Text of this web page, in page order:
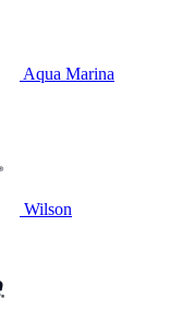
Aqua Marina
Wilson